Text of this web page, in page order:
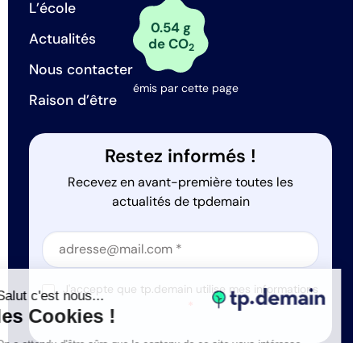
L’école
Actualités
Nous contacter
Raison d’être
0.54 g
de CO2
émis par cette page
Restez informés !
Recevez en avant-première toutes les
actualités de tpdemain
Section
Section
J'accepte que tp.demain utilise mes informations
Salut c'est nous...
les Cookies !